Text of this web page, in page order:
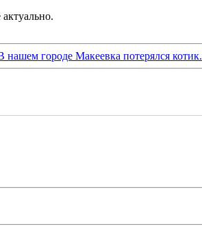
нашем городе Макеевка потерялся котик.